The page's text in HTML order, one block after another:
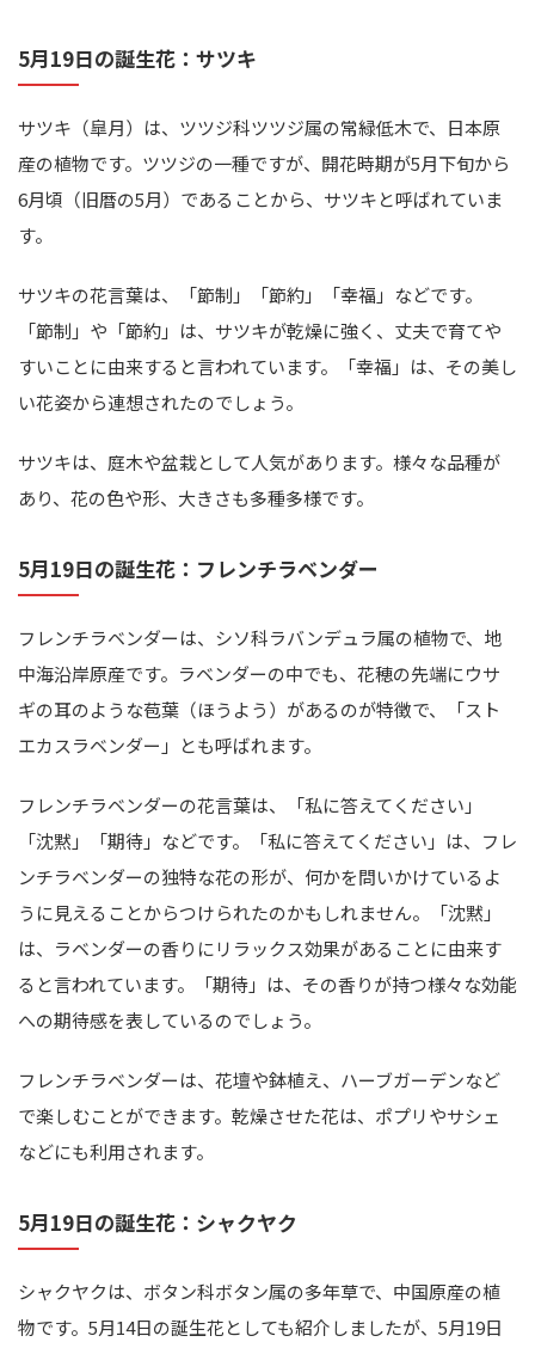
5月19日の誕生花：サツキ
サツキ（皐月）は、ツツジ科ツツジ属の常緑低木で、日本原
産の植物です。ツツジの一種ですが、開花時期が5月下旬から
6月頃（旧暦の5月）であることから、サツキと呼ばれていま
す。
サツキの花言葉は、「節制」「節約」「幸福」などです。
「節制」や「節約」は、サツキが乾燥に強く、丈夫で育てや
すいことに由来すると言われています。「幸福」は、その美し
い花姿から連想されたのでしょう。
サツキは、庭木や盆栽として人気があります。様々な品種が
あり、花の色や形、大きさも多種多様です。
5月19日の誕生花：フレンチラベンダー
フレンチラベンダーは、シソ科ラバンデュラ属の植物で、地
中海沿岸原産です。ラベンダーの中でも、花穂の先端にウサ
ギの耳のような苞葉（ほうよう）があるのが特徴で、「スト
エカスラベンダー」とも呼ばれます。
フレンチラベンダーの花言葉は、「私に答えてください」
「沈黙」「期待」などです。「私に答えてください」は、フレ
ンチラベンダーの独特な花の形が、何かを問いかけているよ
うに見えることからつけられたのかもしれません。「沈黙」
は、ラベンダーの香りにリラックス効果があることに由来す
ると言われています。「期待」は、その香りが持つ様々な効能
への期待感を表しているのでしょう。
フレンチラベンダーは、花壇や鉢植え、ハーブガーデンなど
で楽しむことができます。乾燥させた花は、ポプリやサシェ
などにも利用されます。
5月19日の誕生花：シャクヤク
シャクヤクは、ボタン科ボタン属の多年草で、中国原産の植
物です。5月14日の誕生花としても紹介しましたが、5月19日